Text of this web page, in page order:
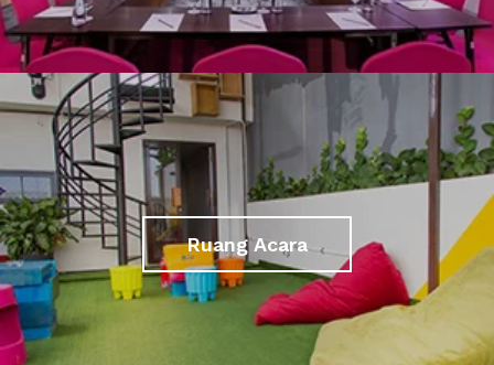
Ruang Acara